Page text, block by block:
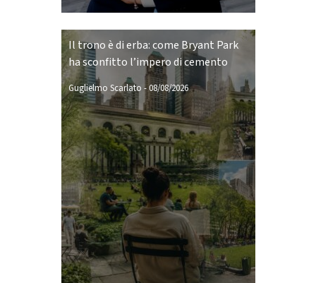
Il trono è di erba: come Bryant Park
ha sconfitto l’impero di cemento
Guglielmo Scarlato -08/08/2026